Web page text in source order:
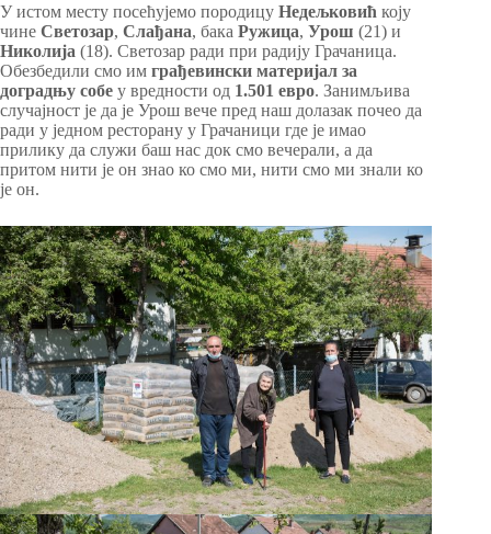
У истом месту посећујемо породицу Недељковић коју
чине Светозар, Слађана, бака Ружица, Урош (21) и
Николија (18). Светозар ради при радију Грачаница.
Обезбедили смо им грађевински материјал за
доградњу собе у вредности од 1.501 евро. Занимљива
случајност је да је Урош вече пред наш долазак почео да
ради у једном ресторану у Грачаници где је имао
прилику да служи баш нас док смо вечерали, а да
притом нити је он знао ко смо ми, нити смо ми знали ко
је он.